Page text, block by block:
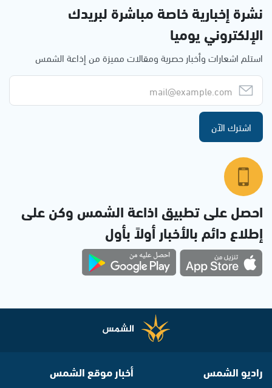
نشرة إخبارية خاصة مباشرة لبريدك
الإلكتروني يوميا
استلم اشعارات وأخبار حصرية ومقالات مميزة من إذاعة الشمس
اشترك الآن
احصل على تطبيق اذاعة الشمس وكن على
إطلاع دائم بالأخبار أولاً بأول
راديو الشمس أخبار موقع الشمس